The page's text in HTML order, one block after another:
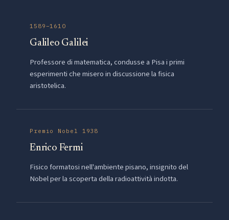
1589–1610
Galileo Galilei
Professore di matematica, condusse a Pisa i primi
esperimenti che misero in discussione la fisica
aristotelica.
Premio Nobel 1938
Enrico Fermi
Fisico formatosi nell'ambiente pisano, insignito del
Nobel per la scoperta della radioattività indotta.